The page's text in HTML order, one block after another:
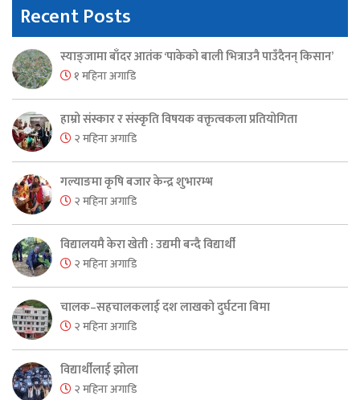
Recent Posts
स्याङ्जामा बाँदर आतंक ‘पाकेको बाली भित्राउनै पाउँदैनन् किसान’
१ महिना अगाडि
हाम्रो संस्कार र संस्कृति विषयक वक्तृत्वकला प्रतियोगिता
२ महिना अगाडि
गल्याङमा कृषि बजार केन्द्र शुभारम्भ
२ महिना अगाडि
विद्यालयमै केरा खेती : उद्यमी बन्दै विद्यार्थी
२ महिना अगाडि
चालक–सहचालकलाई दश लाखको दुर्घटना बिमा
२ महिना अगाडि
विद्यार्थीलाई झोला
२ महिना अगाडि